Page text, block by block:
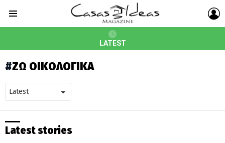
LATEST
ZΩ ΟΙΚΟΛΟΓΙΚΑ
Latest stories